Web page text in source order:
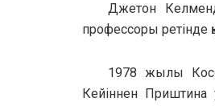
Джетон
профессоры ретінде
1978 жылы
Кейіннен Приштина